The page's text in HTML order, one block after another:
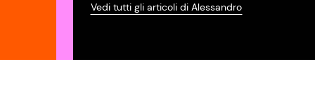
Vedi tutti gli articoli di Alessandro